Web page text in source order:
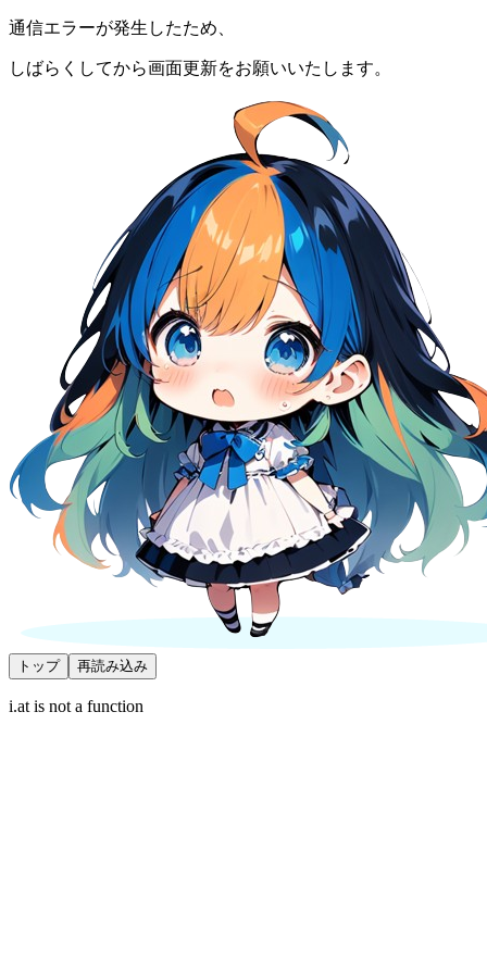
通信エラーが発生したため、
しばらくしてから画面更新をお願いいたします。
トップ 再読み込み
i.at is not a function